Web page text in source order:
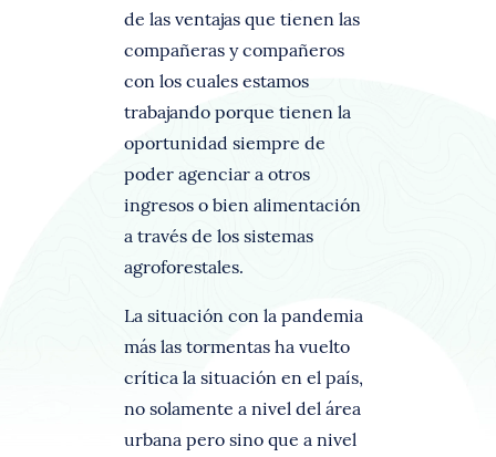
de las ventajas que tienen las
compañeras y compañeros
con los cuales estamos
trabajando porque tienen la
oportunidad siempre de
poder agenciar a otros
ingresos o bien alimentación
a través de los sistemas
agroforestales.
La situación con la pandemia
más las tormentas ha vuelto
crítica la situación en el país,
no solamente a nivel del área
urbana pero sino que a nivel